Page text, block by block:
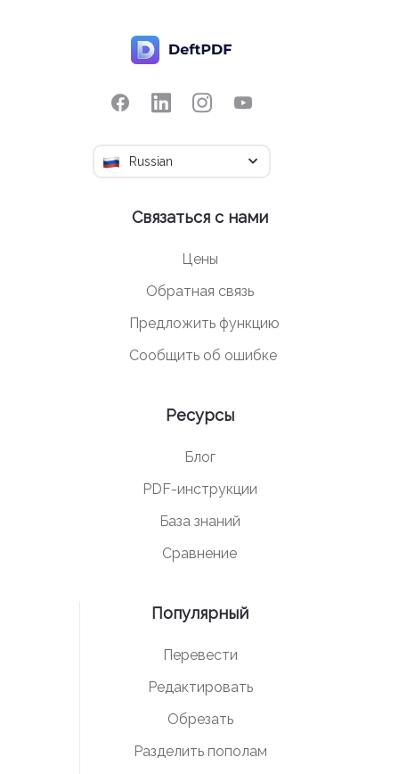
Russian
Связаться с нами
Цены
Обратная связь
Предложить функцию
Сообщить об ошибке
Ресурсы
Блог
PDF-инструкции
База знаний
Сравнение
Популярный
Перевести
Редактировать
Обрезать
Разделить пополам